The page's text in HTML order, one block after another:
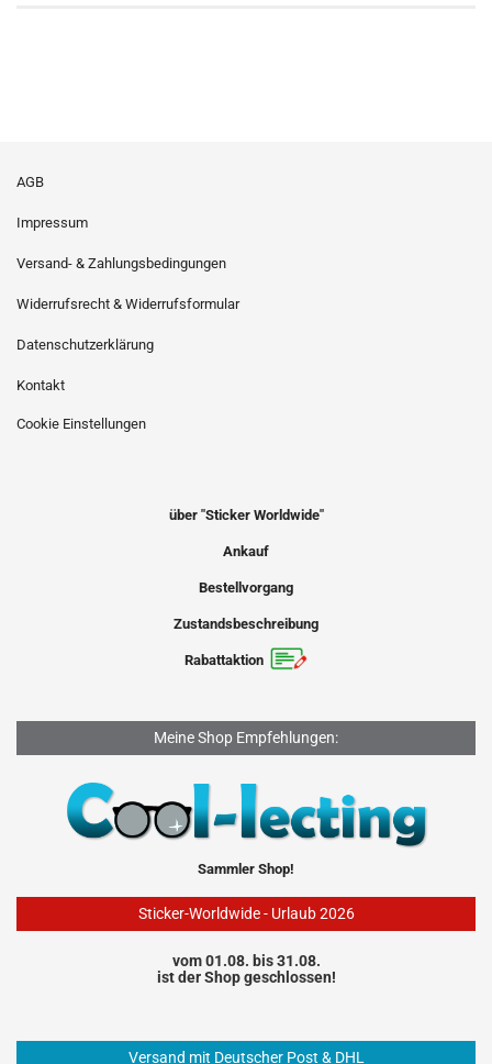
AGB
Impressum
Versand- & Zahlungsbedingungen
Widerrufsrecht & Widerrufsformular
Datenschutzerklärung
Kontakt
Cookie Einstellungen
über "Sticker Worldwide"
Ankauf
Bestellvorgang
Zustandsbeschreibung
Rabattaktion
Meine Shop Empfehlungen:
Sammler Shop!
Sticker-Worldwide - Urlaub 2026
vom 01.08. bis 31.08.
ist der Shop geschlossen!
Versand mit Deutscher Post & DHL